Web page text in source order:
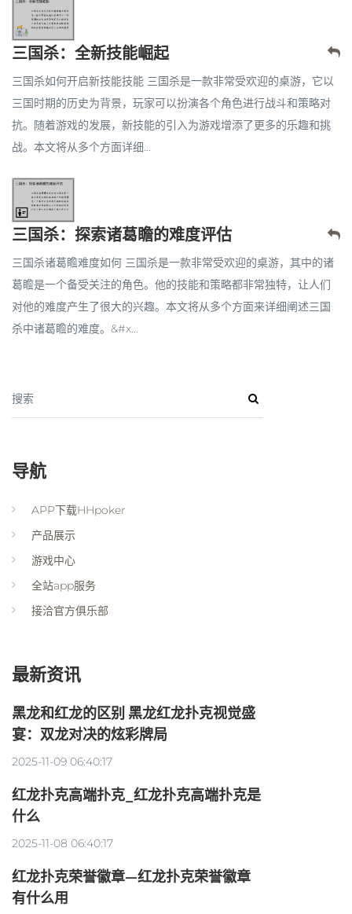
三国杀：全新技能崛起
三国杀如何开启新技能技能 三国杀是一款非常受欢迎的桌游，它以
三国时期的历史为背景，玩家可以扮演各个角色进行战斗和策略对
抗。随着游戏的发展，新技能的引入为游戏增添了更多的乐趣和挑
战。本文将从多个方面详细...
三国杀：探索诸葛瞻的难度评估
三国杀诸葛瞻难度如何 三国杀是一款非常受欢迎的桌游，其中的诸
葛瞻是一个备受关注的角色。他的技能和策略都非常独特，让人们
对他的难度产生了很大的兴趣。本文将从多个方面来详细阐述三国
杀中诸葛瞻的难度。&#x...
搜索
导航
APP下载HHpoker
产品展示
游戏中心
全站app服务
接洽官方俱乐部
最新资讯
黑龙和红龙的区别 黑龙红龙扑克视觉盛
宴：双龙对决的炫彩牌局
2025-11-09 06:40:17
红龙扑克高端扑克_红龙扑克高端扑克是
什么
2025-11-08 06:40:17
红龙扑克荣誉徽章—红龙扑克荣誉徽章
有什么用